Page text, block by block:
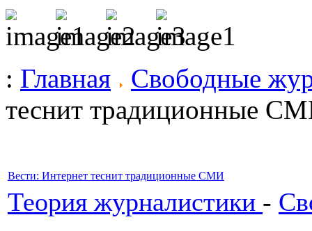
: Главная
Свободные
теснит традиционные
Вести: Интернет теснит традиционные СМИ
Теория журналистики -